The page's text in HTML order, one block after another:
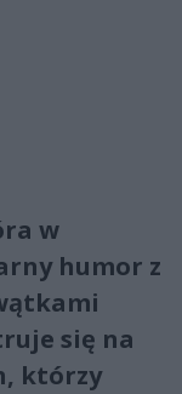
w
humor z
się na
którzy